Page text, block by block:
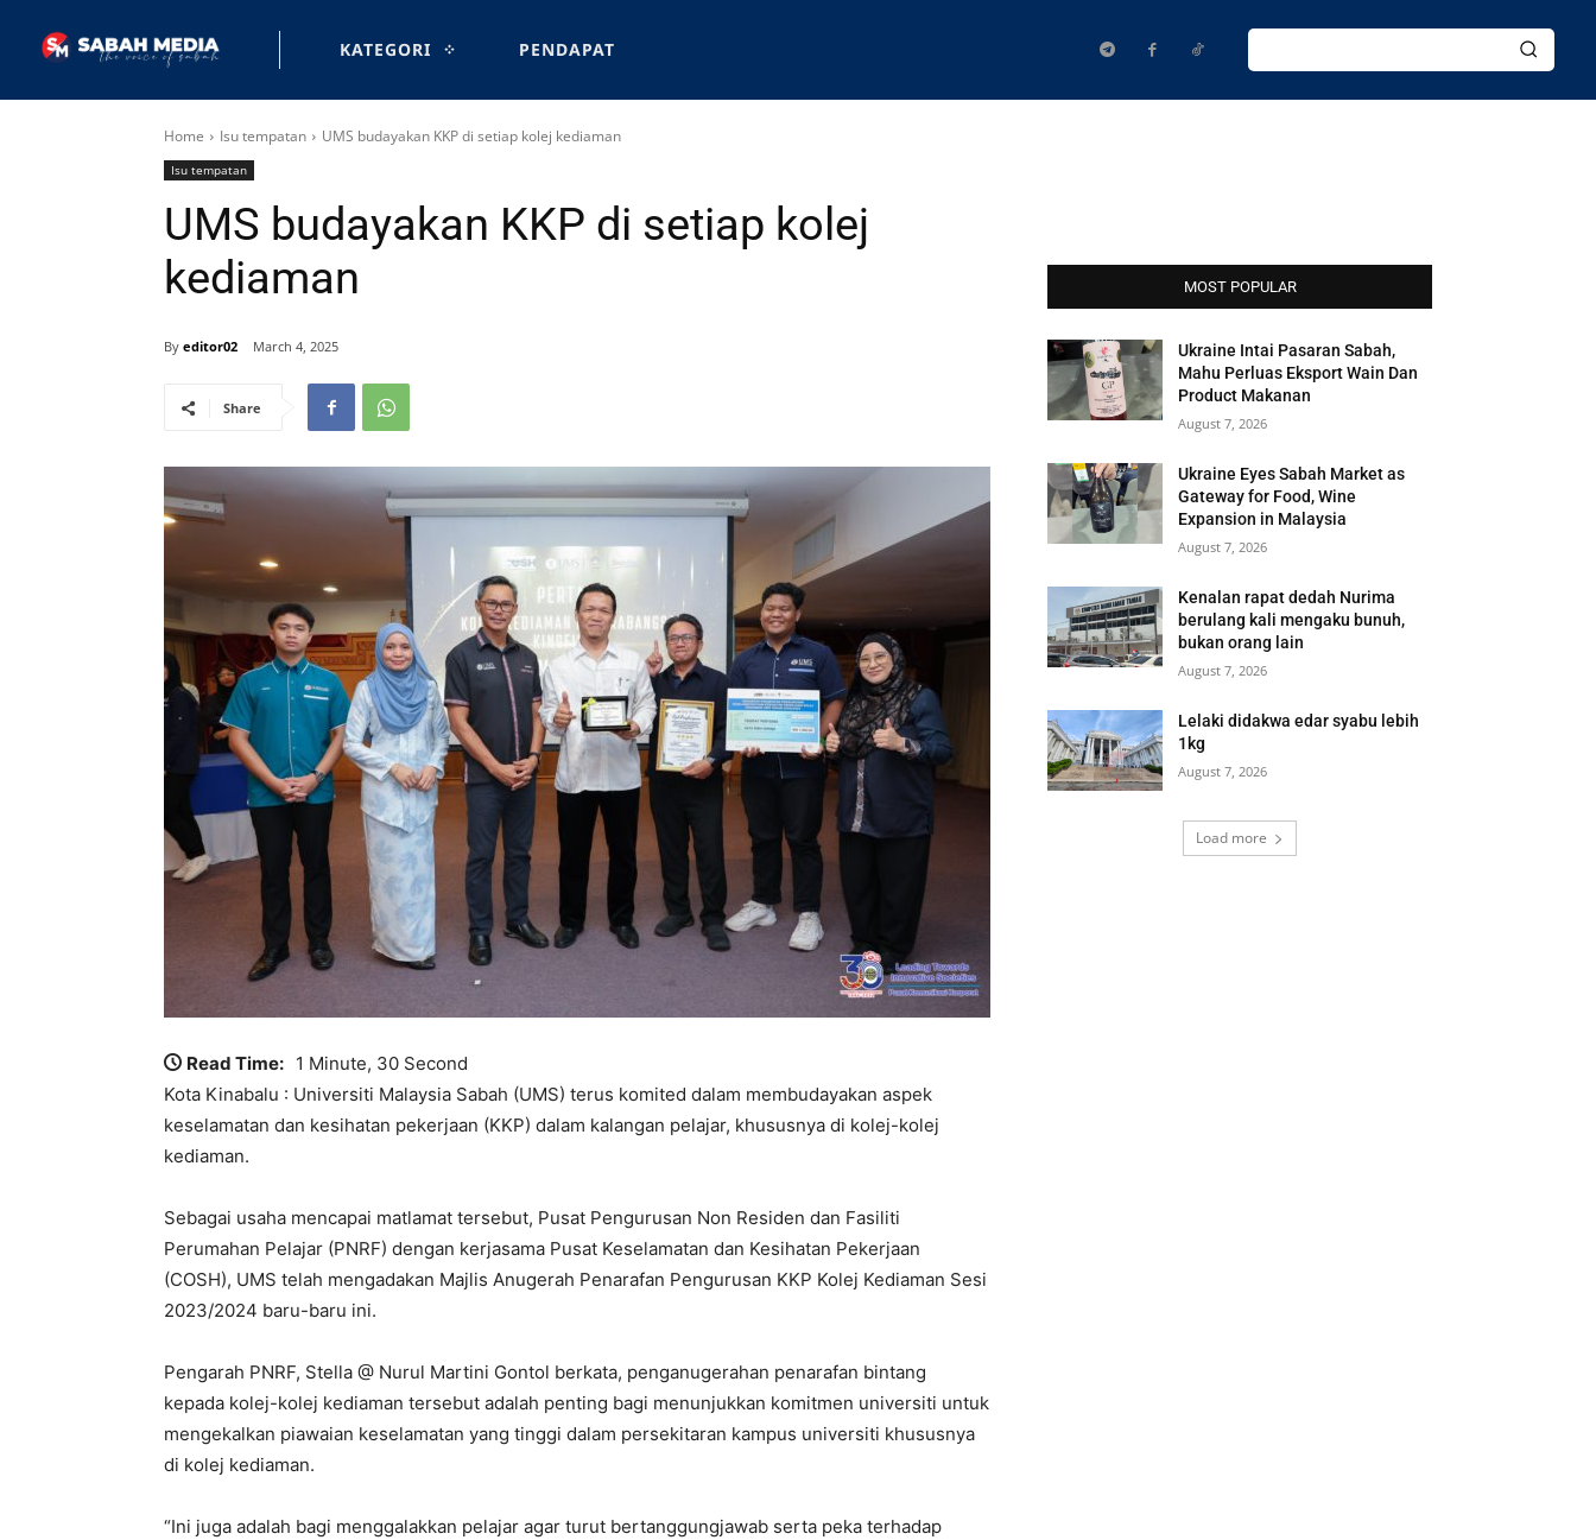
KATEGORI PENDAPAT
Home Isu tempatan UMS budayakan KKP di setiap kolej kediaman
Isu tempatan
UMS budayakan KKP di setiap kolej
kediaman
By editor02 March 4, 2025
Share
Read Time: 1 Minute, 30 Second
Kota Kinabalu : Universiti Malaysia Sabah (UMS) terus komited dalam membudayakan aspek
keselamatan dan kesihatan pekerjaan (KKP) dalam kalangan pelajar, khususnya di kolej-kolej
kediaman.
Sebagai usaha mencapai matlamat tersebut, Pusat Pengurusan Non Residen dan Fasiliti
Perumahan Pelajar (PNRF) dengan kerjasama Pusat Keselamatan dan Kesihatan Pekerjaan
(COSH), UMS telah mengadakan Majlis Anugerah Penarafan Pengurusan KKP Kolej Kediaman Sesi
2023/2024 baru-baru ini.
Pengarah PNRF, Stella @ Nurul Martini Gontol berkata, penganugerahan penarafan bintang
kepada kolej-kolej kediaman tersebut adalah penting bagi menunjukkan komitmen universiti untuk
mengekalkan piawaian keselamatan yang tinggi dalam persekitaran kampus universiti khususnya
di kolej kediaman.
“Ini juga adalah bagi menggalakkan pelajar agar turut bertanggungjawab serta peka terhadap
MOST POPULAR
Ukraine Intai Pasaran Sabah,
Mahu Perluas Eksport Wain Dan
Product Makanan
August 7, 2026
Ukraine Eyes Sabah Market as
Gateway for Food, Wine
Expansion in Malaysia
August 7, 2026
Kenalan rapat dedah Nurima
berulang kali mengaku bunuh,
bukan orang lain
August 7, 2026
Lelaki didakwa edar syabu lebih
1kg
August 7, 2026
Load more